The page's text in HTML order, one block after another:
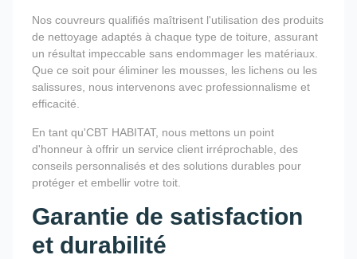
Nos couvreurs qualifiés maîtrisent l'utilisation des produits
de nettoyage adaptés à chaque type de toiture, assurant
un résultat impeccable sans endommager les matériaux.
Que ce soit pour éliminer les mousses, les lichens ou les
salissures, nous intervenons avec professionnalisme et
efficacité.
En tant qu'CBT HABITAT, nous mettons un point
d'honneur à offrir un service client irréprochable, des
conseils personnalisés et des solutions durables pour
protéger et embellir votre toit.
Garantie de satisfaction
et durabilité